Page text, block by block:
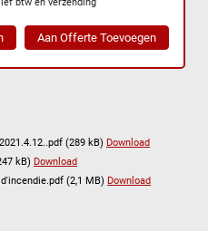
(289 kB) Download
kB) Download
(2,1 MB) Download